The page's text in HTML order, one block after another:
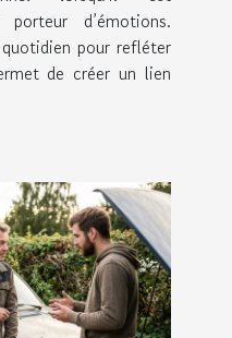
d’émotions.
pour refléter
de créer un lien